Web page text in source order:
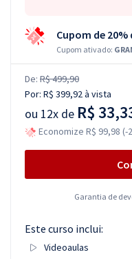
AtendimentoCupom de
Cupom ativado:
De: R$ 499,90
Por: R$ 399,92à vista
ou 12x de R$
Economize R$ 99,98 (-
Garantia de
Este curso inclui:
Videoaulas